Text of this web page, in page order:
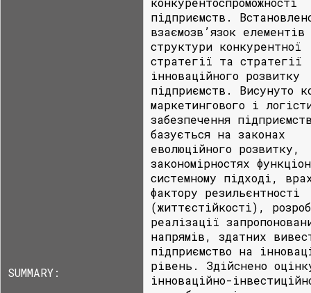
SUMMARY:
підприємств.
взаємозв’язок елементів
структури конкурентної
стратегії та стратегії
інноваційного розвитку
підприємств. Висунуто
маркетингового і
забезпечення
базується на законах
еволюційного розвитку,
закономірностях
системному підході,
фактору резильєнтності
(життєстійкості),
реалізації
напрямів, здатних
підприємство на
рівень. Здійснено
інноваційно-